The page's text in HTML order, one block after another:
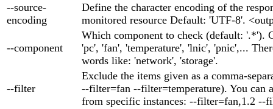
--source-
encoding
Define the character encoding of the
monitored resource Default: 'UTF-8'.
--component
Which component to check (default: '.*').
'pc', 'fan', 'temperature', 'lnic', 'pnic',...
words like: 'network', 'storage'.
--filter
Exclude the items given as a comma-
--filter=fan --filter=temperature). You can
from specific instances: --filter=fan,1.2 --